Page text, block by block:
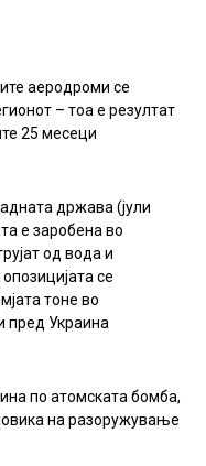
аеродроми се
– тоа е резултат
25 месеци
држава (јули
е заробена во
од вода и
се
тоне во
пред Украина
по атомската бомба,
на разоружување